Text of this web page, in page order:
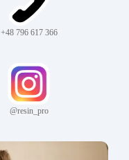
+48 796 617 366
@resin_pro